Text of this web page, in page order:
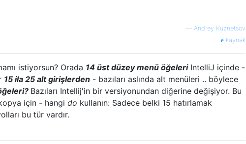
— Andrey Kuznetsov
kaynak
istiyorsun? Orada 14 üst düzey menü öğeleriIntelliJ içinde -
15 ila 25 alt girişlerden - bazıları aslında alt menüleri .. böylece
Bazıları Intellij'in bir versiyonundan diğerine değişiyor. Bu
için - hangi do kullanın: Sadece belki 15 hatırlamak
bu tür vardır.